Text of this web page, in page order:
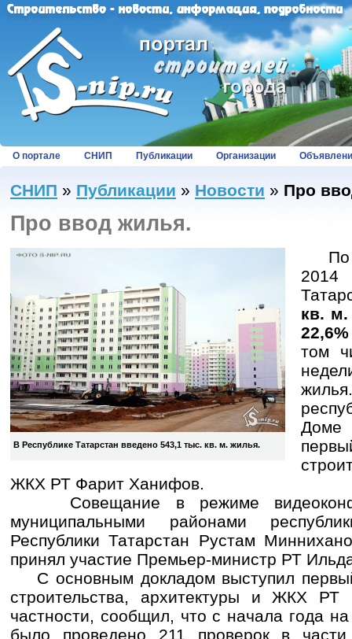
О портале СНИП Публикации Организации
СНИП » Публикации » Новости » Про
Про ввод жилья.
В Республике Татарстан введено 543,1 тыс. кв. м. жилья.
По
кв. м.
22,6%
том
ЖКХ РТ Фарит Ханифов.
Совещание в режиме
муниципальными районами
Республики Татарстан Рустам
принял участие Премьер-министр РТ
С основным докладом выступил
строительства, архитектуры и ЖКХ
частности, сообщил, что с начала года на
было проведено 211 проверок в части